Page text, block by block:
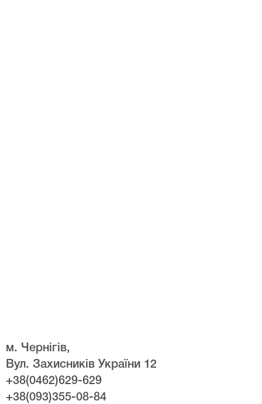
м. Чернігів,
Вул. Захисників України 12
+38(0462)629-629
+38(093)355-08-84